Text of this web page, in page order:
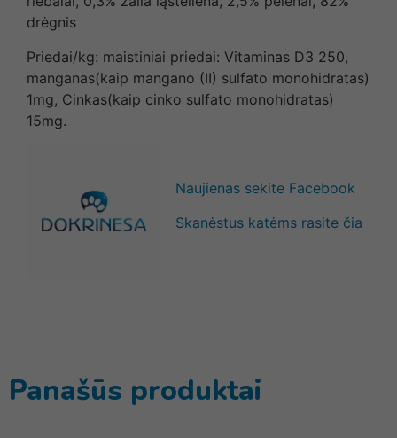
drėgnis
Priedai/kg: maistiniai priedai: Vitaminas D3 250,
manganas(kaip mangano (II) sulfato monohidratas)
1mg, Cinkas(kaip cinko sulfato monohidratas)
15mg.
Naujienas sekite Facebook
Skanėstus katėms rasite čia
Panašūs produktai